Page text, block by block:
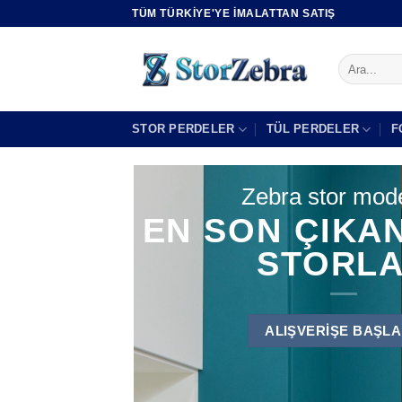
TÜM TÜRKIYE'YE IMALATTAN SATIŞ
Ara:
STOR PERDELER TÜL PERDELER
Zebra stor
EN SON
ALIŞVERIŞE BAŞLA